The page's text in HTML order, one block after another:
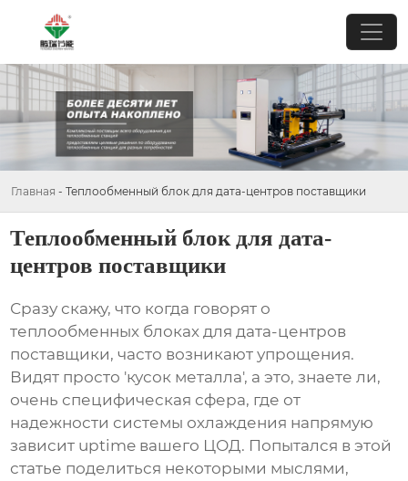
Главная - Теплообменный блок для дата-центров поставщики
Теплообменный блок для дата-
центров поставщики
Сразу скажу, что когда говорят о
теплообменных блоках для дата-центров
поставщики, часто возникают упрощения.
Видят просто 'кусок металла', а это, знаете ли,
очень специфическая сфера, где от
надежности системы охлаждения напрямую
зависит uptime вашего ЦОД. Попытался в этой
статье поделиться некоторыми мыслями,